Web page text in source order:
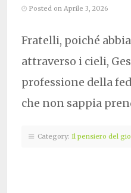
Posted on Aprile 3, 2026
Fratelli, poiché
attraverso i cieli,
professione della
che non sappia
Category: Il pensiero del